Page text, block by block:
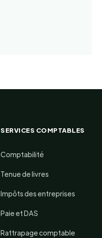
SERVICES COMPTABLES
Comptabilité
Tenue de livres
Impôts des entreprises
Paie et DAS
Rattrapage comptable